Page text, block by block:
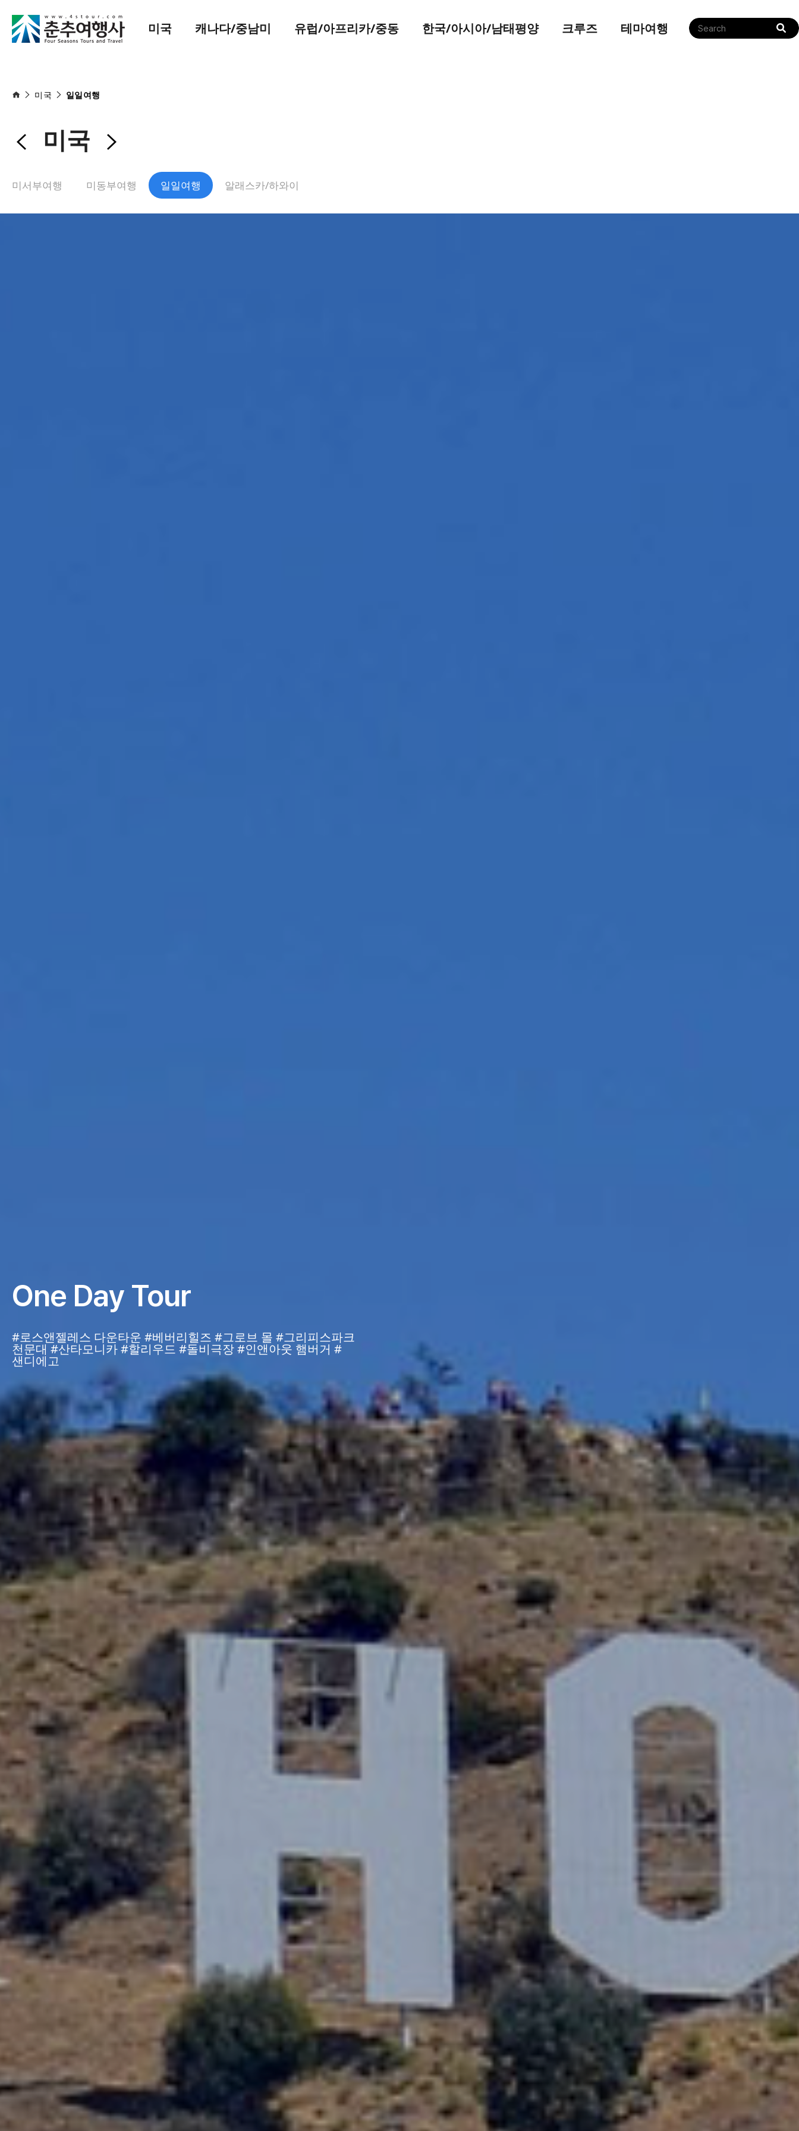
미국 캐나다/중남미 유럽/아프리카/중동 한국/아시아/남태평양 크루즈 테마여행
미국 일일여행
미국
미서부여행 미동부여행 일일여행 알래스카/하와이
One Day Tour
#로스앤젤레스 다운타운 #베버리힐즈 #그로브 몰 #그리피스파크
천문대 #산타모니카 #할리우드 #돌비극장 #인앤아웃 햄버거 #
샌디에고